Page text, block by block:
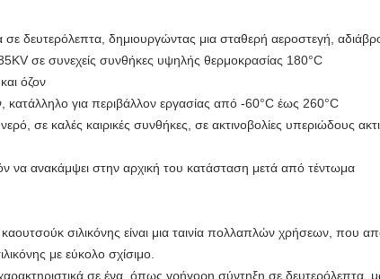
δευτερόλεπτα, δημιουργώντας μια σταθερή αεροστεγή,
σε συνεχείς συνθήκες υψηλής θερμοκρασίας 180°C
όζον
για περιβάλλον εργασίας από -60°C έως 260°C
νερό, σε καλές καιρικές συνθήκες, σε ακτινοβολίες υπεριώδους
να ανακάμψει στην αρχική του κατάσταση μετά από τέντωμα
σιλικόνης είναι μια ταινία πολλαπλών χρήσεων, που
με εύκολο σχίσιμο.
σε ένα, όπως γρήγορη σύντηξη σε δευτερόλεπτα,